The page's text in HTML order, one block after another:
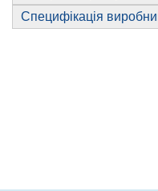
Специфікація